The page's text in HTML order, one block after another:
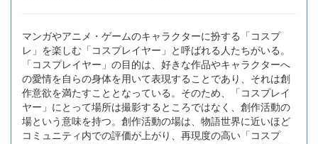
マンガやアニメ・ゲームのキャラクターに扮する「コスプ
レ」を楽しむ「コスプレイヤー」と呼ばれる人たちがいる。
「コスプレイヤー」の目的は、好きな作品やキャラクターへ
の愛情を自らの身体を用いて表現することであり、それは創
作意欲を満たすこととなっている。そのため、「コスプレイ
ヤー」にとって場所は撮影するところではなく、創作活動の
場という意味を持つ。創作活動の場は、物語世界に近いほど
コミュニティ内での評価が上がり、再現度の高い「コスプ